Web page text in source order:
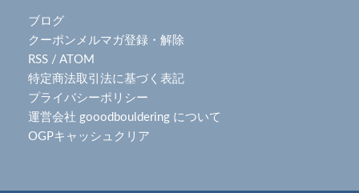
ブログ
クーポンメルマガ登録・解除
RSS / ATOM
特定商法取引法に基づく表記
プライバシーポリシー
運営会社 gooodbouldering について
OGPキャッシュクリア